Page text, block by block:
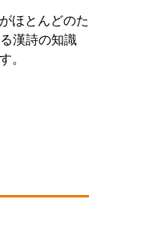
ほとんどのた
漢詩の知識
。